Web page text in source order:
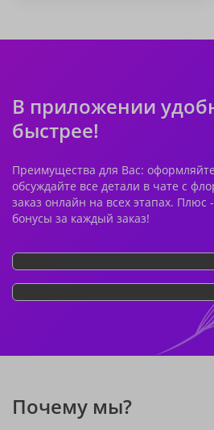
В приложении
быстрее!
Преимущества для Вас:
обсуждайте все детали в чате с
заказ онлайн на всех этапах.
бонусы за каждый заказ!
Почему мы?